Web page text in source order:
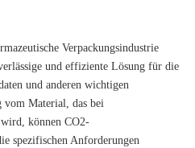
Verpackungsindustrie
und effiziente Lösung für die
und anderen wichtigen
vom Material, das bei
wird, können CO2-
spezifischen Anforderungen